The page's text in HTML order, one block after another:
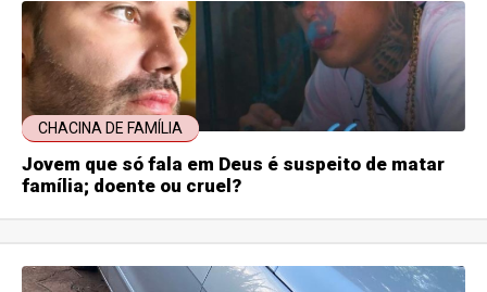
CHACINA DE FAMÍLIA
Jovem que só fala em Deus é suspeito de matar
família; doente ou cruel?